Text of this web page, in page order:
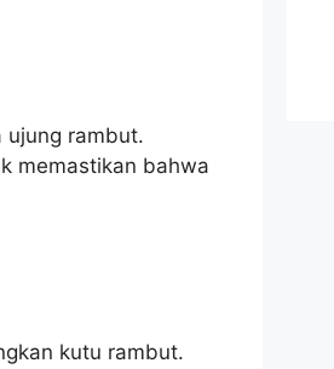
ujung rambut.
memastikan bahwa
kutu rambut.